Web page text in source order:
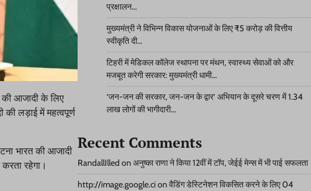
की आजादी के लिए
की लड़ाई में महत्वपूर्ण
भारत की आजादी
रहेगा।
प्रक्षालन…
मुख्यमंत्री ने विभिन्न विकास योजनाओं के लिए ₹5 करोड़ की वित्तीय
स्वीकृति दी…
टिहरी में मेडिकल कॉलेज स्थापना पर मंथन, स्वास्थ्य सेवाओं को और
मजबूत करेगी सरकार: मुख्यमंत्री धामी…
‘जन-जन की सरकार, जन-जन के द्वार’ अभियान के दूसरे चरण में 1.34
लाख लोगों की भागीदारी…
Recent Comments
RandallIlled onअनुष्का राणा ने किया 12वीं में टॉप, जेईई मेन्स में भी पाई सफलता
http://image.google.cionवैडिंग डेस्टिनेशन विकसित करने के लिए 04